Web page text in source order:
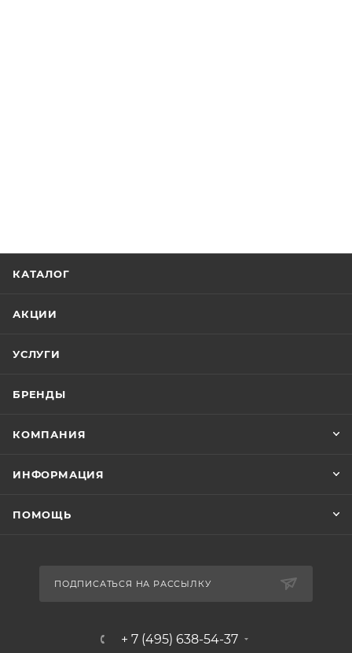
КАТАЛОГ
АКЦИИ
УСЛУГИ
БРЕНДЫ
КОМПАНИЯ
ИНФОРМАЦИЯ
ПОМОЩЬ
ПОДПИСАТЬСЯ НА РАССЫЛКУ
+ 7 (495) 638-54-37